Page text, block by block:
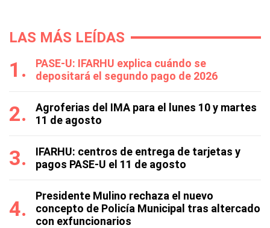
LAS MÁS LEÍDAS
PASE-U: IFARHU explica cuándo se
depositará el segundo pago de 2026
Agroferias del IMA para el lunes 10 y martes
11 de agosto
IFARHU: centros de entrega de tarjetas y
pagos PASE-U el 11 de agosto
Presidente Mulino rechaza el nuevo
concepto de Policía Municipal tras altercado
con exfuncionarios